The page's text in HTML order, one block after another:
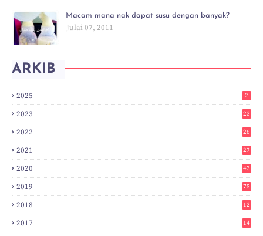
Macam mana nak dapat susu dengan banyak?
Julai 07, 2011
ARKIB
2025 2
2023 23
2022 26
2021 27
2020 43
2019 75
2018
12
8
2017
14